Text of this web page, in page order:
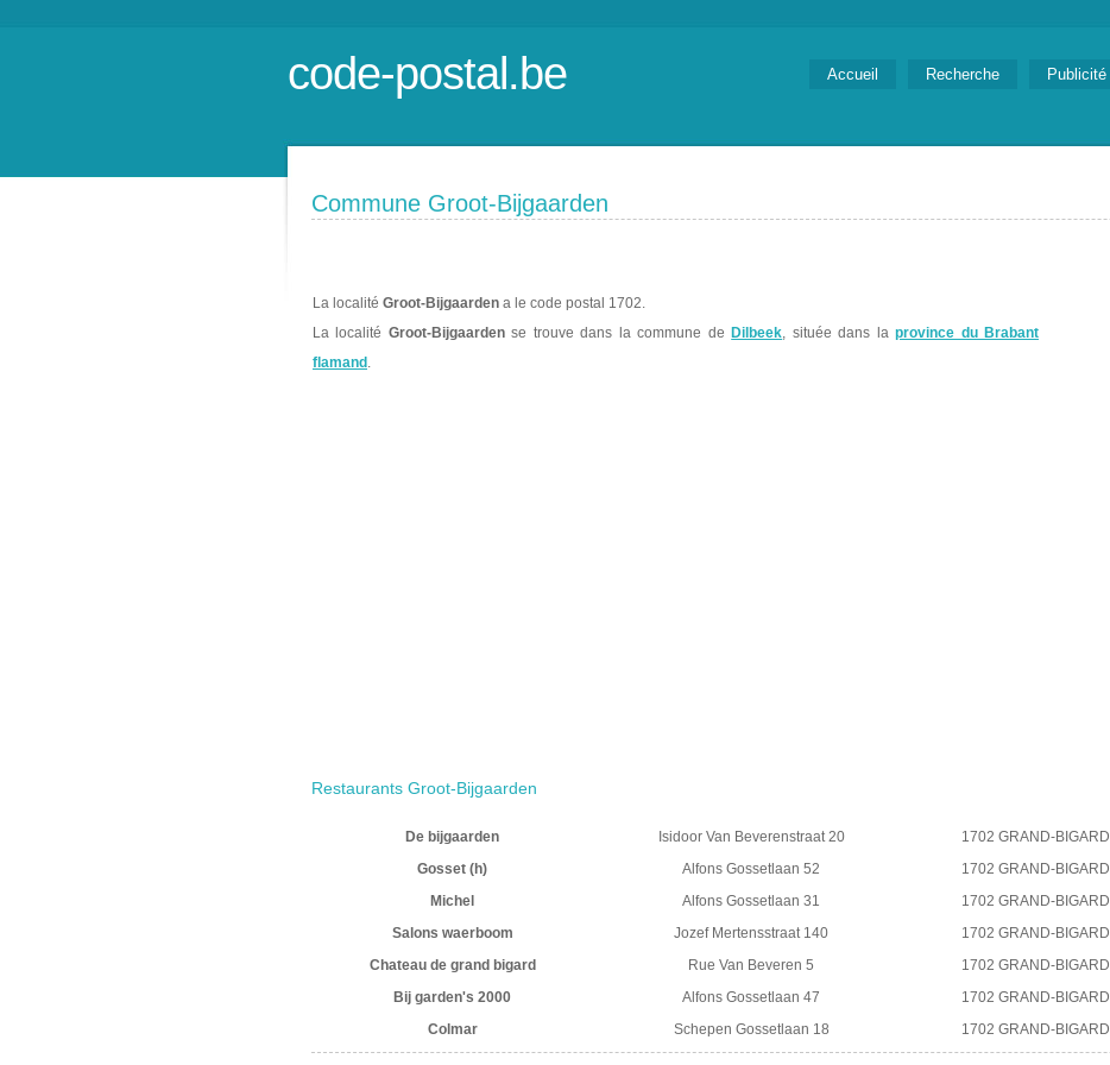
code-postal.be Accueil Recherche Publicité
Commune Groot-Bijgaarden
La localité Groot-Bijgaarden a le code postal 1702.
La localité Groot-Bijgaardense trouve dans la commune de Dilbeek, située dans laprovince du Brabant
flamand .
Restaurants Groot-Bijgaarden
De bijgaarden Isidoor Van Beverenstraat 20 1702 GRAND-BIGARD
Gosset (h)
Alfons Gossetlaan 52 1702 GRAND-BIGARD
Michel
Alfons Gossetlaan 31 1702 GRAND-BIGARD
Salons waerboom
Jozef Mertensstraat 140 1702 GRAND-BIGARD
Chateau de grand bigard
Rue Van Beveren 5 1702 GRAND-BIGARD
Bij garden's 2000
Alfons Gossetlaan 47 1702 GRAND-BIGARD
Colmar
Schepen Gossetlaan 18 1702 GRAND-BIGARD